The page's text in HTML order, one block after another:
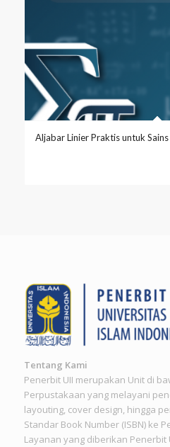
Aljabar Linier Praktis untuk
Tentang Kami
Penerbit UII merupakan Unit di
Perpustakaan yang melayani
layouting, cover design, hingga
Standar Book Number (ISBN) ke
Layanan yang diberikan